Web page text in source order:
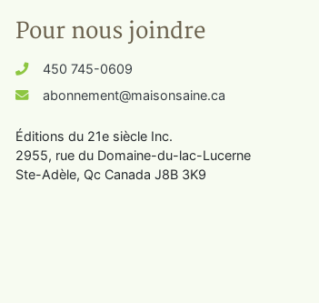
Pour nous joindre
450 745-0609
abonnement@maisonsaine.ca
Éditions du 21e siècle Inc.
2955, rue du Domaine-du-lac-Lucerne
Ste-Adèle, Qc Canada J8B 3K9